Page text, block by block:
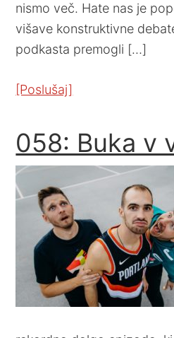
nismo več. Hate nas je
višave konstruktivne
podkasta premogli […]
[Poslušaj]
058: Buka v